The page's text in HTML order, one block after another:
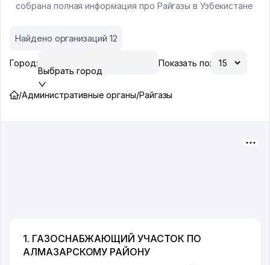
собрана полная информация про Райгазы в Узбекистане
Найдено организаций 12
Город:
Выбрать город
Показать по:
/Административные органы/Райгазы
1. ГАЗОСНАБЖАЮЩИЙ УЧАСТОК ПО
АЛМАЗАРСКОМУ РАЙОНУ